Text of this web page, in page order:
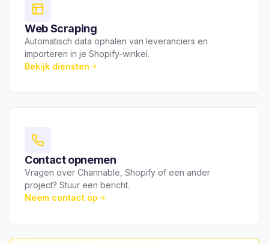
Web Scraping
Automatisch data ophalen van leveranciers en
importeren in je Shopify-winkel.
Bekijk diensten
Contact opnemen
Vragen over Channable, Shopify of een ander
project? Stuur een bericht.
Neem contact op